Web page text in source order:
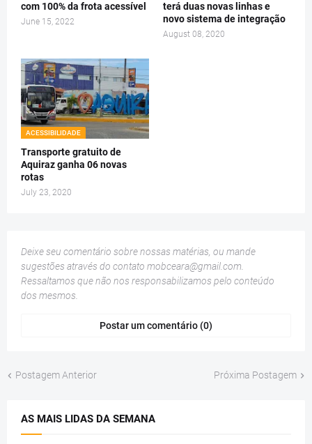
com 100% da frota acessível
June 15, 2022
terá duas novas linhas e
novo sistema de integração
August 08, 2020
ACESSIBILIDADE
Transporte gratuito de
Aquiraz ganha 06 novas
rotas
July 23, 2020
Deixe seu comentário sobre nossas matérias, ou mande
sugestões através do contato mobceara@gmail.com
Ressaltamos que não nos responsabilizamos pelo conteúdo
dos mesmos.
Postar um comentário (0)
Postagem Anterior Próxima Postagem
AS MAIS LIDAS DA SEMANA